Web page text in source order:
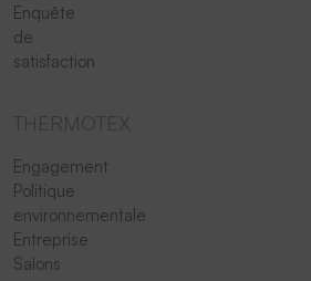
Enquête
de
satisfaction
Engagement
Politique
environnementale
Entreprise
Salons